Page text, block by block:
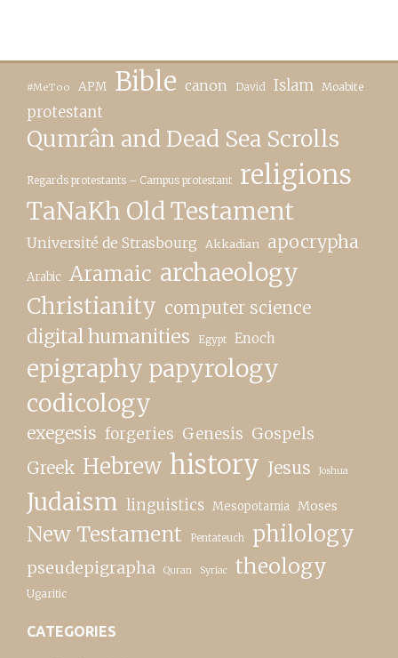
#MeToo APM Bible canon David Islam Moabite
protestant
Qumrân and Dead Sea Scrolls
Regards protestants – Campus protestant religions
TaNaKh Old Testament
Université de Strasbourg Akkadian apocrypha
Arabic Aramaic archaeology
Christianity computer science
digital humanities Egypt Enoch
epigraphy papyrology
codicology
exegesis forgeries Genesis Gospels
Greek Hebrew history Jesus Joshua
Judaism linguistics Mesopotamia Moses
New Testament Pentateuch philology
pseudepigrapha Quran Syriac theology
Ugaritic
CATEGORIES